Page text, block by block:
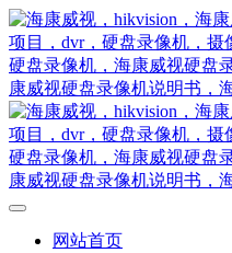
网站首页